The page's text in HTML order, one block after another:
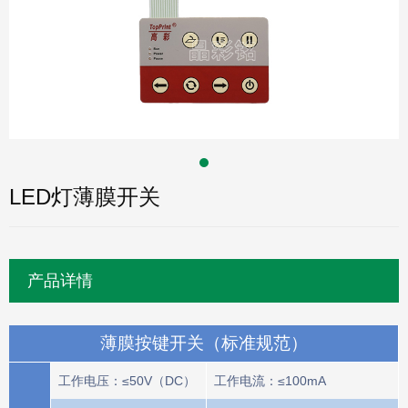
LED灯薄膜开关
产品详情
薄膜按键开关（标准规范）
工作电压：≤50V（DC） 工作电流：≤100mA